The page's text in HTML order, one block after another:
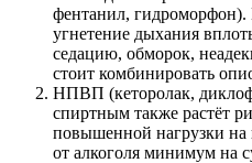
фентанил,
угнетение дыхания
седацию, обморок,
стоит комбинировать
НПВП (кеторолак,
спиртным также растёт
повышенной нагрузки на
от алкоголя минимум на